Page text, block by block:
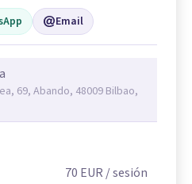
Email
69, Abando, 48009 Bilbao,
70 EUR / sesión